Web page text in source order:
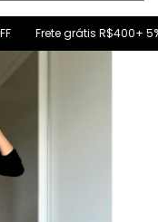
Frete grátis R$400+ 5%